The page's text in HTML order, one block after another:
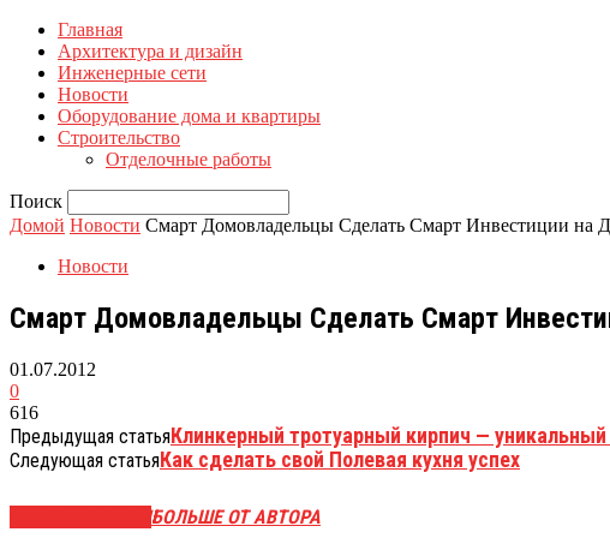
Главная
Архитектура и дизайн
Инженерные сети
Новости
Оборудование дома и квартиры
Строительство
Отделочные работы
Поиск
Домой Новости Смарт Домовладельцы Сделать Смарт Инвестиции на
Новости
Смарт Домовладельцы Сделать Смарт
01.07.2012
0
616
Предыдущая статьяКлинкерный тротуарный кирпич —
Следующая статьяКак сделать свой Полевая кухня успех
БОЛЬШЕ ОТ АВТОРА